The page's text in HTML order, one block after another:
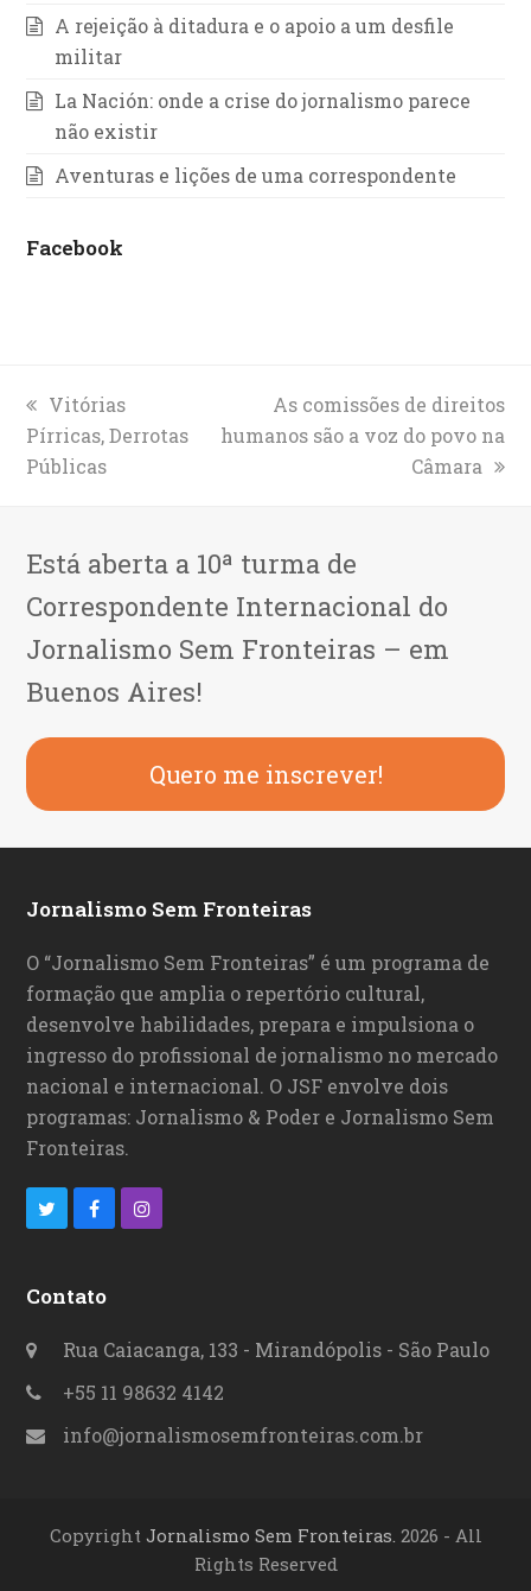
A rejeição à ditadura e o apoio a um desfile
militar
La Nación: onde a crise do jornalismo parece
não existir
Aventuras e lições de uma correspondente
Facebook
previous
post:
Vitórias
Pírricas, Derrotas
Públicas
next
post:
As comissões de direitos
humanos são a voz do povo na
Câmara
Está aberta a 10ª turma de
Correspondente Internacional do
Jornalismo Sem Fronteiras – em
Buenos Aires!
Quero me inscrever!
Jornalismo Sem Fronteiras
O “Jornalismo Sem Fronteiras” é um programa de
formação que amplia o repertório cultural,
desenvolve habilidades, prepara e impulsiona o
ingresso do profissional de jornalismo no mercado
nacional e internacional. O JSF envolve dois
programas: Jornalismo & Poder e Jornalismo Sem
Fronteiras.
i
c
I
m
Contato
Rua Caiacanga, 133 - Mirandópolis - São Paulo
+55 11 98632 4142
info@jornalismosemfronteiras.com.br
Copyright Jornalismo Sem Fronteiras. 2026 - All
Rights Reserved